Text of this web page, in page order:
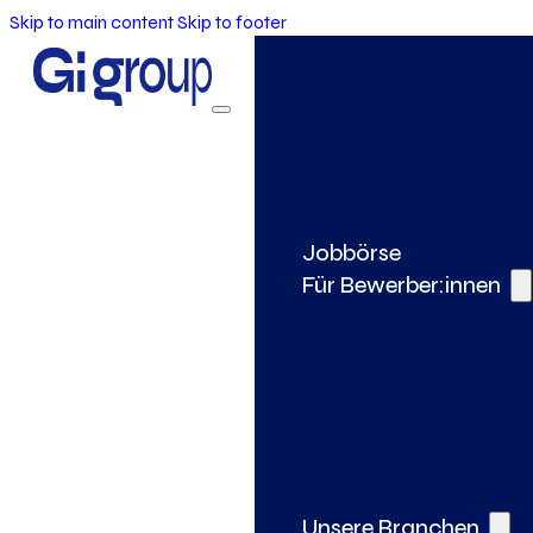
Skip to main contentSkip to footer
Jobbörse
Für Bewerber:innen